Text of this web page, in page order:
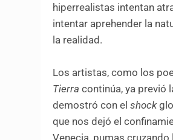
hiperrealistas intentan
intentar aprehender la
la realidad.
Los artistas, como los
Tierra continúa, ya previó
demostró con elshock
que nos dejó el
Venecia, pumas